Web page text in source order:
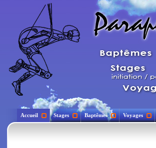
Accueil Stages Baptêmes Voyages